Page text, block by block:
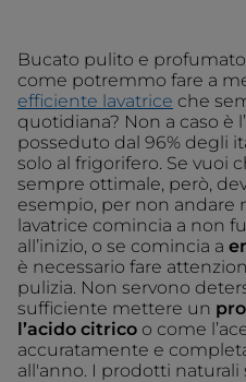
Bucato pulito e
come potremmo fare a
efficiente lavatrice che
quotidiana? Non a caso è
posseduto dal 96% degli
solo al frigorifero. Se vuoi
sempre ottimale, però,
esempio, per non andare
lavatrice comincia a non
all’inizio, o se comincia a
è necessario fare
pulizia. Non servono
sufficiente mettere un
l’acido citrico o come
accuratamente e
all'anno. I prodotti